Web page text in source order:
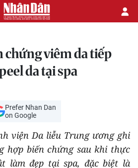
chứng viêm da tiếp
da tại spa
Prefer Nhan Dan
on Google
viện Da liễu Trung ương ghi
hợp biến chứng sau khi thực
làm đẹp tại spa, đặc biệt là